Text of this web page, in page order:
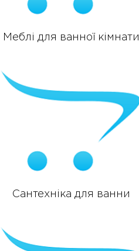
Меблі для ванної кімнати
Сантехніка для ванни